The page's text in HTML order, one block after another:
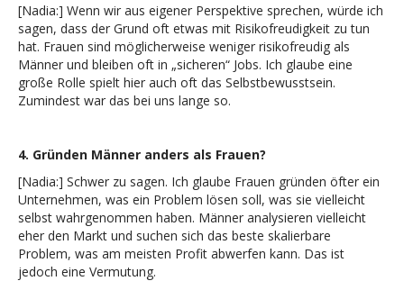
[Nadia:] Wenn wir aus eigener Perspektive sprechen, würde ich
sagen, dass der Grund oft etwas mit Risikofreudigkeit zu tun
hat. Frauen sind möglicherweise weniger risikofreudig als
Männer und bleiben oft in „sicheren“ Jobs. Ich glaube eine
große Rolle spielt hier auch oft das Selbstbewusstsein.
Zumindest war das bei uns lange so.
4. Gründen Männer anders als Frauen?
[Nadia:] Schwer zu sagen. Ich glaube Frauen gründen öfter ein
Unternehmen, was ein Problem lösen soll, was sie vielleicht
selbst wahrgenommen haben. Männer analysieren vielleicht
eher den Markt und suchen sich das beste skalierbare
Problem, was am meisten Profit abwerfen kann. Das ist
jedoch eine Vermutung.